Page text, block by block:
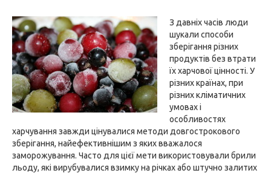
З давніх часів люди
шукали способи
зберігання різних
продуктів без втрати
їх харчової цінності. У
різних країнах, при
різних кліматичних
умовах і
особливостях
харчування завжди цінувалися методи довгострокового
зберігання, найефективнішим з яких вважалося
заморожування. Часто для цієї мети використовували брили
льоду, які вирубувалися взимку на річках або штучно залитих